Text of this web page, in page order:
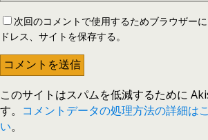
次回のコメントで使用するためブラウザー
ドレス、サイトを保存する。
このサイトはスパムを低減するために
す。 コメントデータの処理方法の詳細は
い。